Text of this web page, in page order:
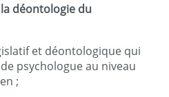
déontologie du
et déontologique qui
psychologue au niveau
;